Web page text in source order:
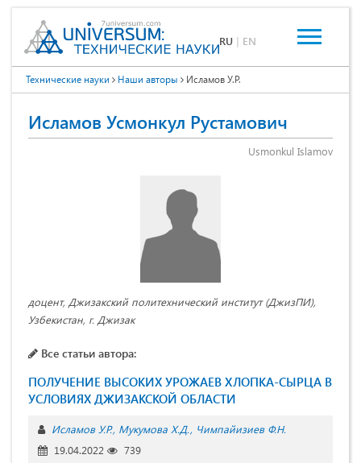
RU | EN
Технические науки Наши авторы Исламов У.Р.
Исламов Усмонкул Рустамович
Usmonkul Islamov
доцент, Джизакский политехнический институт (ДжизПИ),
Узбекистан, г. Джизак
Все статьи автора:
ПОЛУЧЕНИЕ ВЫСОКИХ УРОЖАЕВ ХЛОПКА-СЫРЦА В
УСЛОВИЯХ ДЖИЗАКСКОЙ ОБЛАСТИ
Исламов У.Р. Мукумова X.Д. Чимпайизиев Ф.Н.
19.04.2022
739